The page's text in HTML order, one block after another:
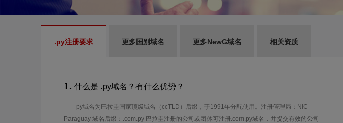
.py注册要求 更多国别域名 更多NewG域名 相关资质
1. 什么是 .py域名？有什么优势？
py域名为巴拉圭国家顶级域名（ccTLD）后缀，于1991年分配使用。注册管理局：NIC
Paraguay 域名后缀：.com.py 巴拉圭注册的公司或团体可注册.com.py域名，并提交有效的公司